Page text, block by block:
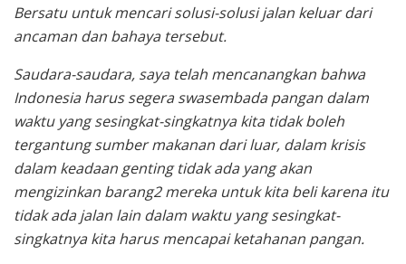
Bersatu untuk mencari solusi-solusi jalan keluar dari
ancaman dan bahaya tersebut.
Saudara-saudara, saya telah mencanangkan bahwa
Indonesia harus segera swasembada pangan dalam
waktu yang sesingkat-singkatnya kita tidak boleh
tergantung sumber makanan dari luar, dalam krisis
dalam keadaan genting tidak ada yang akan
mengizinkan barang2 mereka untuk kita beli karena itu
tidak ada jalan lain dalam waktu yang sesingkat-
singkatnya kita harus mencapai ketahanan pangan.